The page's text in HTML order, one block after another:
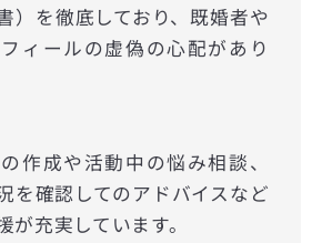
）を徹底しており、既婚者や
ィールの虚偽の心配があり
作成や活動中の悩み相談、
を確認してのアドバイスなど
が充実しています。